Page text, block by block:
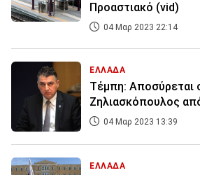
Προαστιακό (vid)
04 Μαρ 2023 22:14
ΕΛΛΑΔΑ
Τέμπη: Αποσύρεται
Ζηλιασκόπουλος
04 Μαρ 2023 13:39
ΕΛΛΑΔΑ